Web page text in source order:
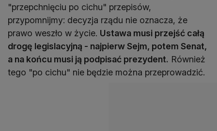
"przepchnięciu po cichu" przepisów,
przypomnijmy: decyzja rządu nie oznacza, że
prawo weszło w życie. Ustawa musi przejść całą
drogę legislacyjną - najpierw Sejm, potem Senat,
a na końcu musi ją podpisać prezydent. Również
tego "po cichu" nie będzie można przeprowadzić.